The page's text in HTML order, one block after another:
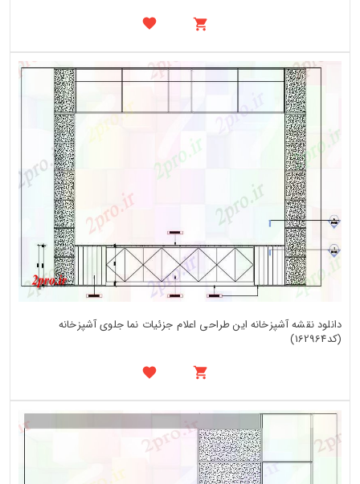
دانلود نقشه آشپزخانه این طراحی اعلام جزئیات نما جلوی آشپزخانه
(کد162964)